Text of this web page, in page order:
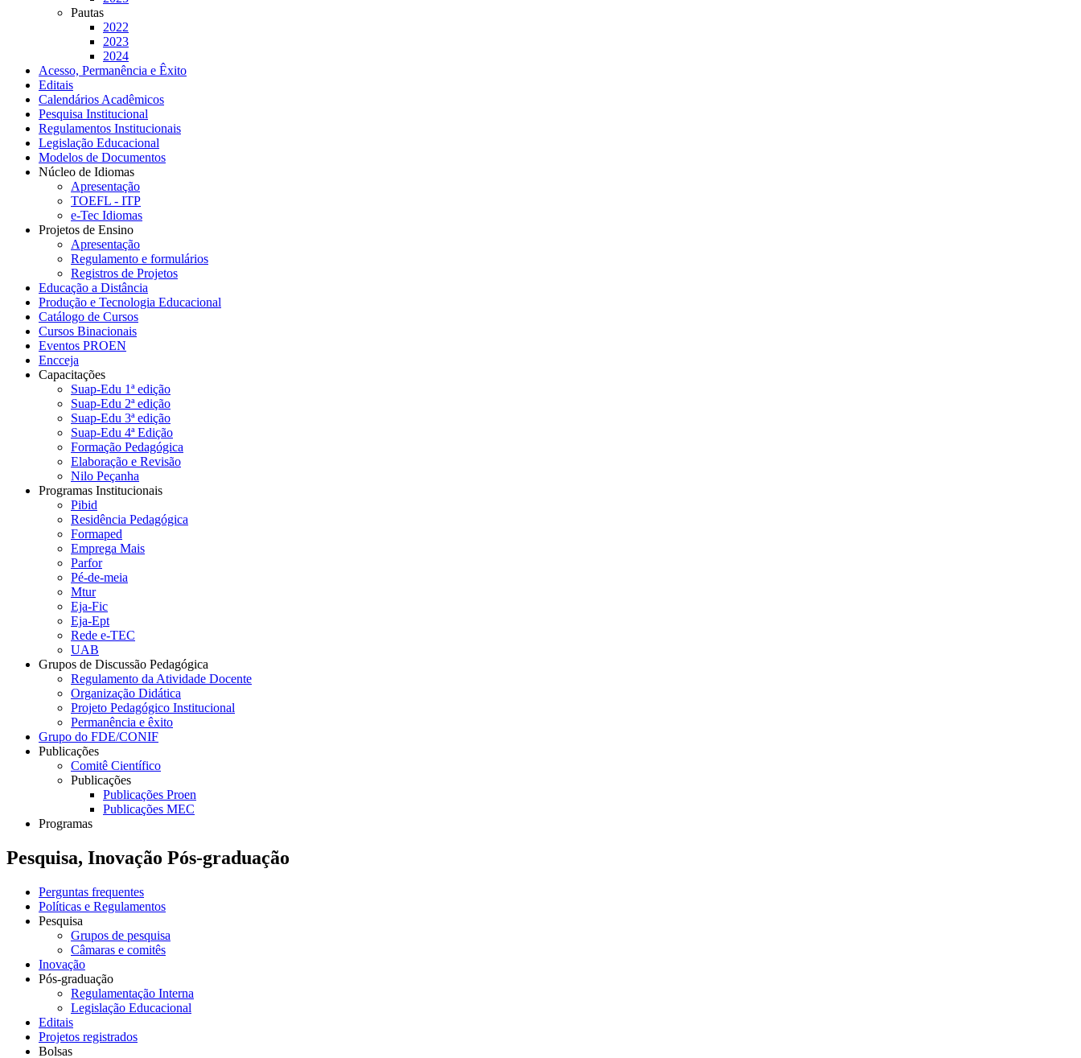
Pautas
2022
2023
2024
Acesso, Permanência e Êxito
Editais
Calendários Acadêmicos
Pesquisa Institucional
Regulamentos Institucionais
Legislação Educacional
Modelos de Documentos
Núcleo de Idiomas
Apresentação
TOEFL - ITP
e-Tec Idiomas
Projetos de Ensino
Apresentação
Regulamento e formulários
Registros de Projetos
Educação a Distância
Produção e Tecnologia Educacional
Catálogo de Cursos
Cursos Binacionais
Eventos PROEN
Encceja
Capacitações
Suap-Edu 1ª edição
Suap-Edu 2ª edição
Suap-Edu 3ª edição
Suap-Edu 4ª Edição
Formação Pedagógica
Elaboração e Revisão
Nilo Peçanha
Programas Institucionais
Pibid
Residência Pedagógica
Formaped
Emprega Mais
Parfor
Pé-de-meia
Mtur
Eja-Fic
Eja-Ept
Rede e-TEC
UAB
Grupos de Discussão Pedagógica
Regulamento da Atividade Docente
Organização Didática
Projeto Pedagógico Institucional
Permanência e êxito
Grupo do FDE/CONIF
Publicações
Comitê Científico
Publicações
Publicações Proen
Publicações MEC
Programas
Pesquisa, Inovação Pós-graduação
Perguntas frequentes
Políticas e Regulamentos
Pesquisa
Grupos de pesquisa
Câmaras e comitês
Inovação
Pós-graduação
Regulamentação Interna
Legislação Educacional
Editais
Projetos registrados
Bolsas